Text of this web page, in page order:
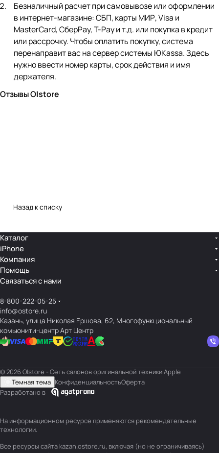
Безналичный расчет при самовывозе или оформлении
в интернет-магазине: СБП, карты МИР, Visa и
MasterCard, СберPay, Т-Pay и т.д. или покупка в кредит
или рассрочку. Чтобы оплатить покупку, система
перенаправит вас на сервер системы ЮKassa. Здесь
нужно ввести номер карты, срок действия и имя
держателя.
Отзывы O|store
Назад к списку
Каталог
iPhone
Компания
Помощь
Связаться с нами
8-800-222-05-25
info@ostore.ru
Казань, улица Николая Ершова, 62, Многофункциональный
комьюнити-центр Арт Центр
© 2026 O|store - Сеть салонов оригинальной техники Apple
Темная тема КонфиденциальностьОферта
Разработано в
На информационном ресурсе применяются рекомендательные
технологии.
Все ресурсы сайта kazan.ostore.ru, включая (но не ограничиваясь)